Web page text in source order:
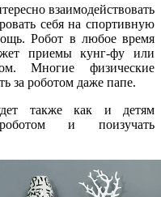
взаимодействовать
себя на спортивную
Робот в любое время
приемы кунг-фу или
Многие физические
за роботом даже папе.
также как и детям
и поизучать